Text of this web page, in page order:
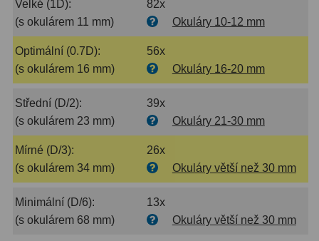
Planetární kamery19
Deep-Sky kamery
Guiding kamery14
T-kroužky16
Adaptéry projekční
Adaptéry M4833
Velké (1D):
82x
(s okulárem 11 mm)
Okuláry 10-12 mm
Optimální (0.7D):
56x
(s okulárem 16 mm)
Okuláry 16-20 mm
Střední (D/2):
39x
(s okulárem 23 mm)
Okuláry 21-30 mm
Mírné (D/3):
26x
(s okulárem 34 mm)
Okuláry větší než 30 mm
Minimální (D/6):
13x
(s okulárem 68 mm)
Okuláry větší než 30 mm